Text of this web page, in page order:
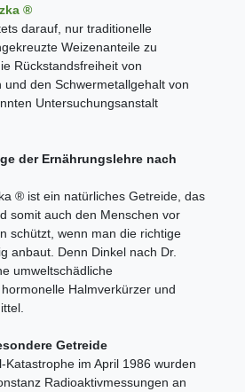
®
darauf, nur traditionelle
Weizenanteile zu
Rückstandsfreiheit von
und den Schwermetallgehalt von
Untersuchungsanstalt
der Ernährungslehre nach
® ist ein natürliches Getreide, das
somit auch den Menschen vor
schützt, wenn man die richtige
anbaut. Denn Dinkel nach Dr.
umweltschädliche
Halmverkürzer und
Getreide
Katastrophe im April 1986 wurden
Radioaktivmessungen an